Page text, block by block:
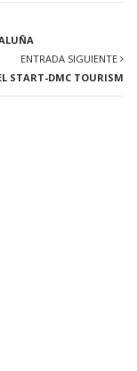
ENTRADA SIGUIENTE
START-DMC TOURISM